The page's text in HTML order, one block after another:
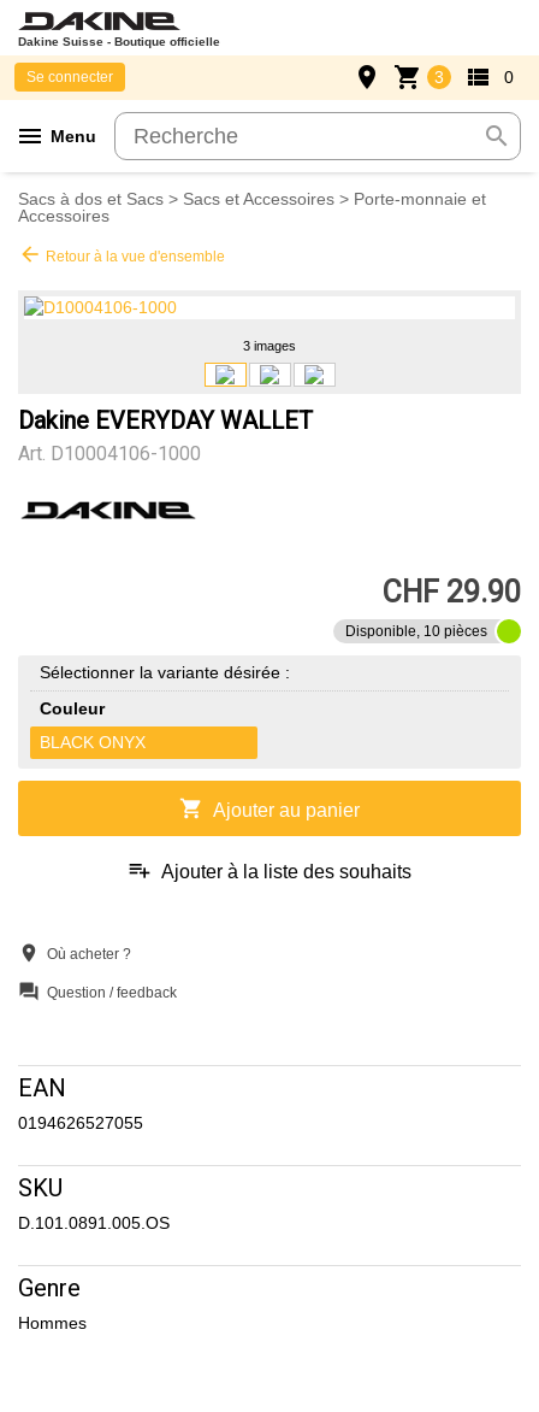
Dakine Suisse - Boutique officielle
menu Menu search
Se connecter place shopping_cart 3 view_list 0
Sacs à dos et Sacs > Sacs et Accessoires > Porte-monnaie et
Accessoires
arrow_back Retour à la vue d'ensemble
3 images
Dakine EVERYDAY WALLET
Art. D10004106-1000
CHF 29.90
Disponible, 10 pièces
Sélectionner la variante désirée :
Couleur
BLACK ONYX
shopping_cart Ajouter au panier
playlist_add Ajouter à la liste des souhaits
location_on Où acheter ?
question_answer Question / feedback
EAN
0194626527055
SKU
D.101.0891.005.OS
Genre
Hommes